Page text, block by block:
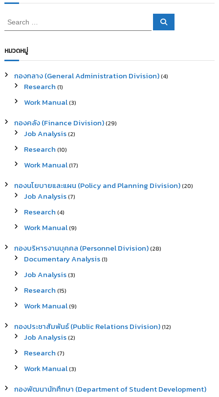
e
r
c
f
S
หมวดหมู่
กองกลาง (General Administration Division)(4)
Research (1)
Work Manual(3)
กองคลัง (Finance Division)(29)
Job Analysis(2)
Research (10)
Work Manual(17)
กองนโยบายและแผน (Policy and Planning Division)(20)
Job Analysis(7)
Research (4)
Work Manual(9)
กองบริหารงานบุคคล (Personnel Division)(28)
Documentary Analysis(1)
Job Analysis(3)
Research (15)
Work Manual(9)
กองประชาสัมพันธ์ (Public Relations Division)(12)
Job Analysis(2)
Research (7)
Work Manual(3)
กองพัฒนานักศึกษา (Department of Student Development)